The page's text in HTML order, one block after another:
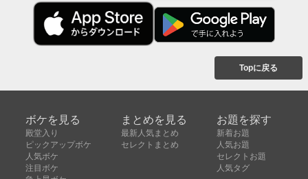
Topに戻る
ボケを見る
殿堂入り
ピックアップボケ
人気ボケ
注目ボケ
まとめを見る
最新人気まとめ
セレクトまとめ
お題を探す
新着お題
人気お題
セレクトお題
人気タグ